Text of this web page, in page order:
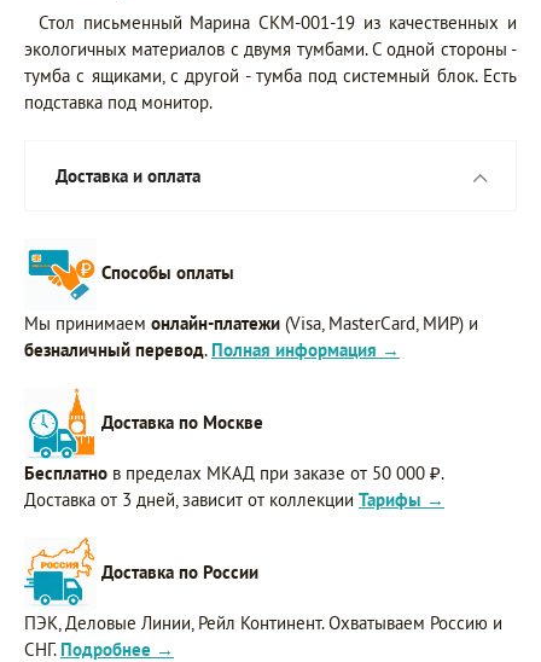
Стол письменный Марина СКМ-001-19 из качественных и
экологичных материалов с двумя тумбами. С одной стороны -
тумба с ящиками, с другой - тумба под системный блок. Есть
подставка под монитор.
Доставка и оплата
Способы оплаты
Мы принимаем онлайн-платежи (Visa, MasterCard, МИР) и
безналичный перевод. Полная информация →
Доставка по Москве
Бесплатно в пределах МКАД при заказе от 50 000 ₽.
Доставка от 3 дней, зависит от коллекции Тарифы →
Доставка по России
ПЭК, Деловые Линии, Рейл Континент. Охватываем Россию и
СНГ. Подробнее →